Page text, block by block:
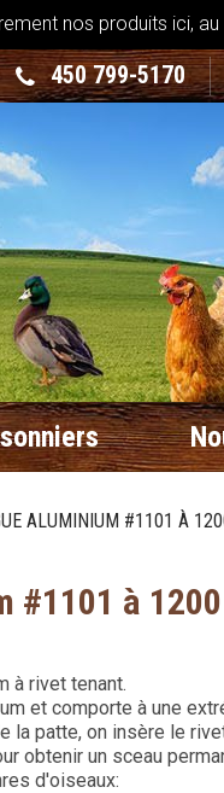
nos produits ici, au
450 799-5170
ALUMINIUM #1101 À
#1101 à 1200
à rivet tenant.
et comporte à une
la patte, on insère le
obtenir un sceau
d'oiseaux: